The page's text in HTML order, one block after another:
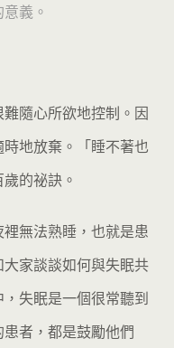
義。
隨心所欲地控制。因
地放棄。「睡不著也
的祕訣。
無法熟睡，也就是患
家談談如何與失眠共
失眠是一個很常聽到
者，都是鼓勵他們